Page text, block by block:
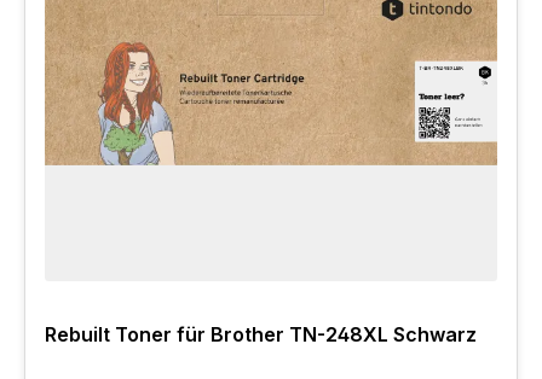
Rebuilt Toner für Brother TN-248XL Schwarz